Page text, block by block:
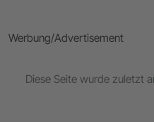
Werbung/Advertisement
Diese Seite wurde zuletzt